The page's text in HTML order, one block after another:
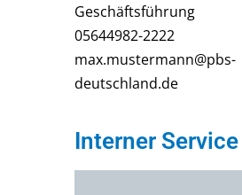
Geschäftsführung
05644982-2222
max.mustermann@pbs-
deutschland.de
Interner Service